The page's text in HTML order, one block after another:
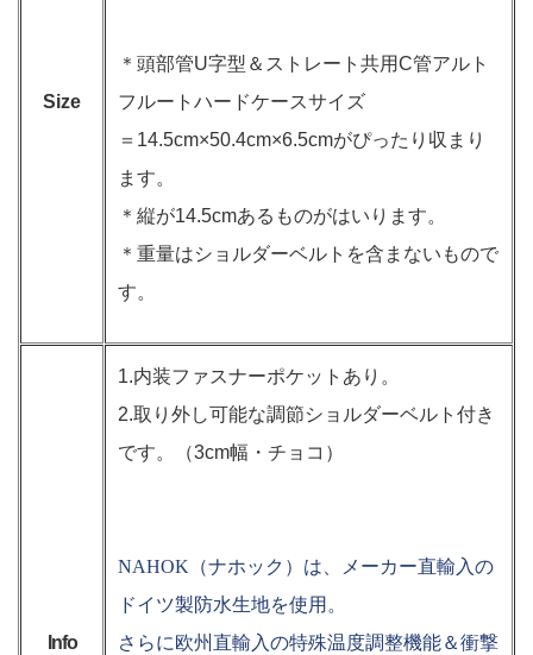
Size
＊頭部管U字型＆ストレート共用C管アルト
フルートハードケースサイズ
＝14.5cm×50.4cm×6.5cmがぴったり収まり
ます。
＊縦が14.5cmあるものがはいります。
＊重量はショルダーベルトを含まないもので
す。
Info
1.内装ファスナーポケットあり。
2.取り外し可能な調節ショルダーベルト付き
です。（3cm幅・チョコ）
NAHOK（ナホック）は、メーカー直輸入の
ドイツ製防水生地を使用。
さらに欧州直輸入の特殊温度調整機能＆衝撃